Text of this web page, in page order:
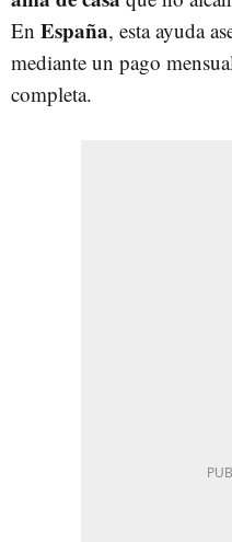
En España, esta ayuda
mediante un pago
completa.